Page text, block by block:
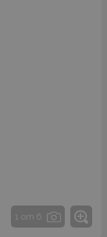
1 от 6